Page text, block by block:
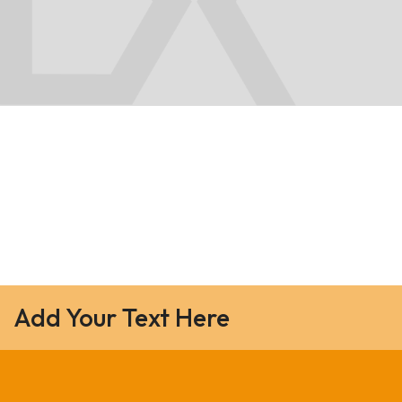
Add Your Text Here